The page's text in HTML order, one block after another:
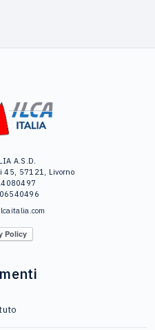
A.S.D.
45, 57121, Livorno